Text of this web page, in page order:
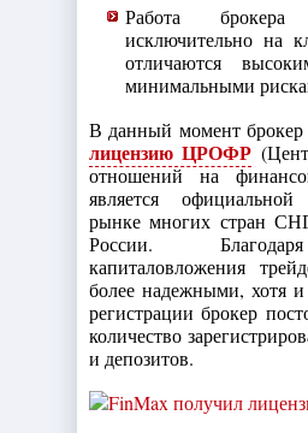
Работа брокера
исключительно на
отличаются
минимальными
В данный момент
лицензию ЦРОФР
отношений на
является
рынке многих стран
России.
капиталовложения
более надежными, хотя
регистрации брокер
количество
и депозитов.